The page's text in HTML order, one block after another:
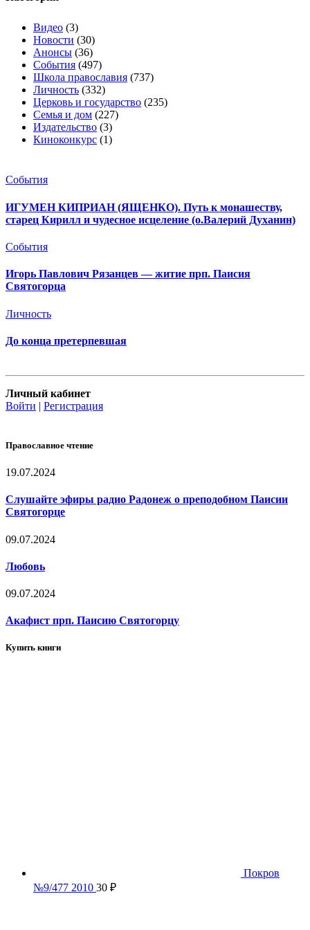
Видео (3)
Новости (30)
Анонсы (36)
События (497)
Школа православия (737)
Личность (332)
Церковь и государство (235)
Семья и дом (227)
Издательство (3)
Киноконкурс (1)
События
ИГУМЕН КИПРИАН (ЯЩЕНКО). Путь к монашеству,
старец Кирилл и чудесное исцеление (о.Валерий Духанин)
События
Игорь Павлович Рязанцев — житие прп. Паисия
Святогорца
Личность
До конца претерпевшая
Личный кабинет
Войти | Регистрация
Православное чтение
19.07.2024
Слушайте эфиры радио Радонеж о преподобном Паисии
Святогорце
09.07.2024
Любовь
09.07.2024
Акафист прп. Паисию Святогорцу
Купить книги
Покров
№9/477 2010 30 ₽